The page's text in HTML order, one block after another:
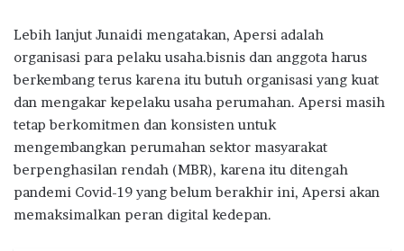
Lebih lanjut Junaidi mengatakan, Apersi adalah
organisasi para pelaku usaha.bisnis dan anggota harus
berkembang terus karena itu butuh organisasi yang kuat
dan mengakar kepelaku usaha perumahan. Apersi masih
tetap berkomitmen dan konsisten untuk
mengembangkan perumahan sektor masyarakat
berpenghasilan rendah (MBR), karena itu ditengah
pandemi Covid-19 yang belum berakhir ini, Apersi akan
memaksimalkan peran digital kedepan.